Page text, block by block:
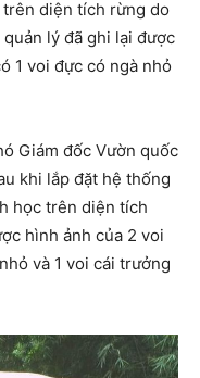
trên diện tích rừng do
lý đã ghi lại được
1 voi đực có ngà nhỏ
Giám đốc Vườn quốc
khi lắp đặt hệ thống
học trên diện tích
hình ảnh của 2 voi
và 1 voi cái trưởng